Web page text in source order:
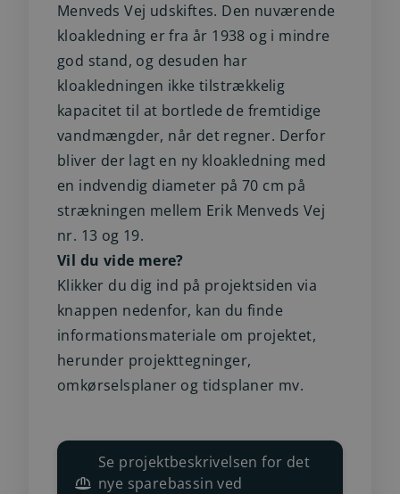
Menveds Vej udskiftes. Den nuværende
kloakledning er fra år 1938 og i mindre
god stand, og desuden har
kloakledningen ikke tilstrækkelig
kapacitet til at bortlede de fremtidige
vandmængder, når det regner. Derfor
bliver der lagt en ny kloakledning med
en indvendig diameter på 70 cm på
strækningen mellem Erik Menveds Vej
nr. 13 og 19.
Vil du vide mere?
Klikker du dig ind på projektsiden via
knappen nedenfor, kan du finde
informationsmateriale om projektet,
herunder projekttegninger,
omkørselsplaner og tidsplaner mv.
Se projektbeskrivelsen for det
nye sparebassin ved